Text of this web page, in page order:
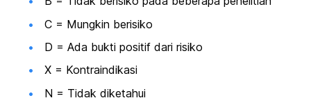
C = Mungkin berisiko
D = Ada bukti positif dari risiko
X = Kontraindikasi
N = Tidak diketahui